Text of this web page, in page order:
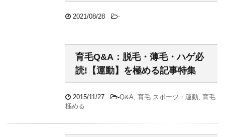
2021/08/28 -
育毛Q&A：脱毛・薄毛・ハゲ必
読!【運動】を極める記事特集
2015/11/27 -Q&A 育毛 スポーツ・運動 育毛
極める